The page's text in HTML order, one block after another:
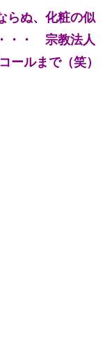
らぬ、化粧の似
・・ 宗教法人
ールまで（笑）